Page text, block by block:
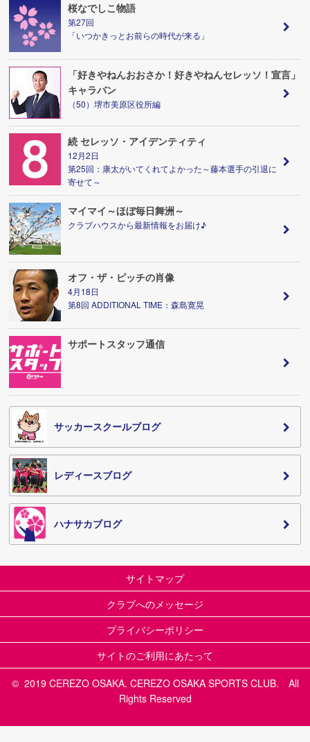
桜なでしこ物語
第27回
「いつかきっとお前らの時代が来る」
「好きやねんおおさか！好きやねんセレッソ！宣言」
キャラバン
（50）堺市美原区役所編
続 セレッソ・アイデンティティ
12月2日
第25回：康太がいてくれてよかった～藤本選手の引退に
寄せて～
マイマイ～ほぼ毎日舞洲～
クラブハウスから最新情報をお届け♪
オフ・ザ・ピッチの肖像
4月18日
第8回 ADDITIONAL TIME：森島寛晃
サポートスタッフ通信
サッカースクールブログ
レディースブログ
ハナサカブログ
サイトマップ
クラブへのメッセージ
プライバシーポリシー
サイトのご利用にあたって
© 2019 CEREZO OSAKA. CEREZO OSAKA SPORTS CLUB. All
Rights Reserved